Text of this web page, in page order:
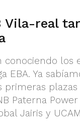
Vila-real
conociendo los
EBA. Ya
primeras
Paterna
Jairis y